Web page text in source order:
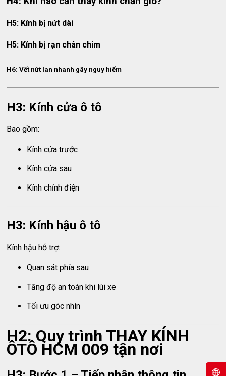
H5: Kính bị nứt dài
H5: Kính bị rạn chân chim
H6: Vết nứt lan nhanh gây nguy hiểm
H3: Kính cửa ô tô
Bao gồm:
Kính cửa trước
Kính cửa sau
Kính chỉnh điện
H3: Kính hậu ô tô
Kính hậu hỗ trợ:
Quan sát phía sau
Tăng độ an toàn khi lùi xe
Tối ưu góc nhìn
H2: Quy trình THAY KÍNH
ÔTÔ HCM 009 tận nơi